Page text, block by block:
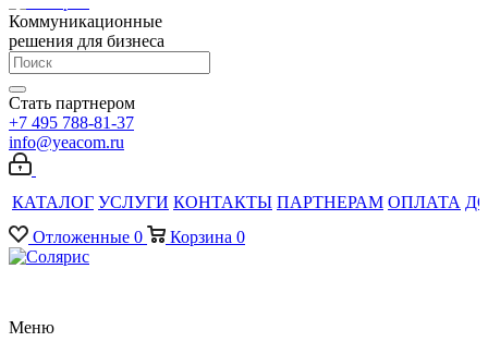
Коммуникационные
решения для бизнеса
Стать партнером
+7 495 788-81-37
info@yeacom.ru
КАТАЛОГ УСЛУГИ КОНТАКТЫ ПАРТНЕРАМ ОПЛАТА
Отложенные 0 Корзина 0
Меню